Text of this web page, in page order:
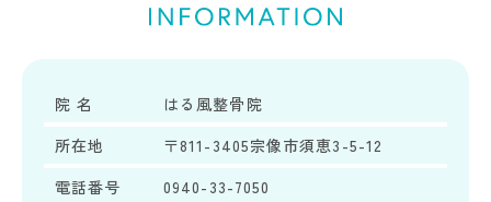
院 名
はる風整骨院
所在地
〒811-3405宗像市須恵3-5-12
電話番号
0940-33-7050